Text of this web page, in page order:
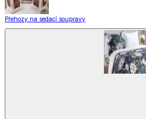
Přehozy na sedací soupravy